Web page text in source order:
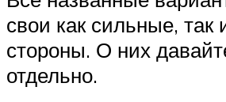
свои как сильные, так
стороны. О них
отдельно.